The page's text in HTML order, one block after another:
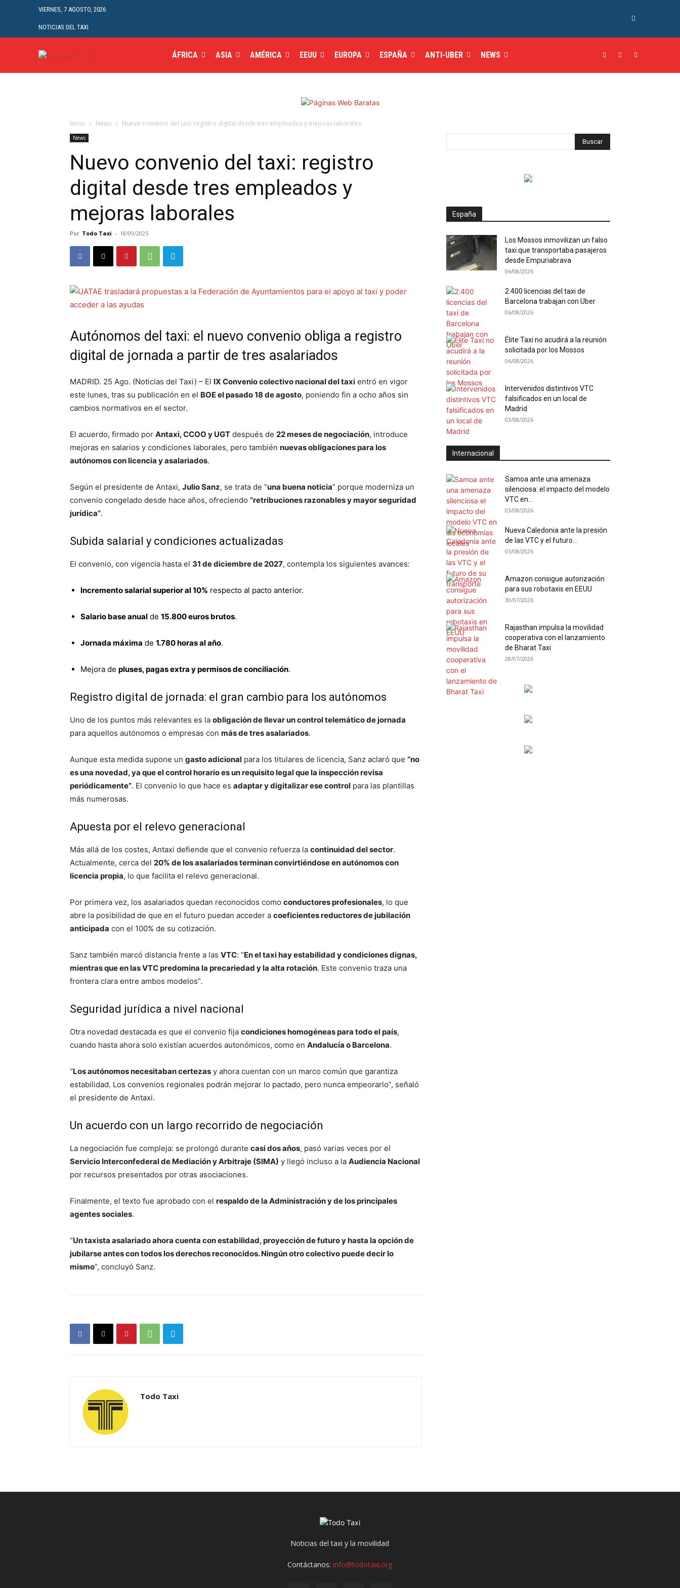
VIERNES, 7 AGOSTO, 2026
NOTICIAS DEL TAXI
ÁFRICA ASIA AMÉRICA EEUU EUROPA ESPAÑA ANTI-UBER NEWS
Inicio News Nuevo convenio del taxi: registro digital desde tres empleados y mejoras laborales
News
Nuevo convenio del taxi: registro
digital desde tres empleados y
mejoras laborales
Por Todo Taxi - 18/09/2025
Autónomos del taxi: el nuevo convenio obliga a registro
digital de jornada a partir de tres asalariados
MADRID. 25 Ago. (Noticias del Taxi) – El IX Convenio colectivo nacional del taxi entró en vigor
este lunes, tras su publicación en el BOE el pasado 18 de agosto, poniendo fin a ocho años sin
cambios normativos en el sector.
El acuerdo, firmado por Antaxi, CCOO y UGT después de 22 meses de negociación, introduce
mejoras en salarios y condiciones laborales, pero también nuevas obligaciones para los
autónomos con licencia y asalariados.
Según el presidente de Antaxi, Julio Sanz, se trata de “una buena noticia” porque moderniza un
convenio congelado desde hace años, ofreciendo “retribuciones razonables y mayor seguridad
jurídica”.
Subida salarial y condiciones actualizadas
El convenio, con vigencia hasta el 31 de diciembre de 2027, contempla los siguientes avances:
Incremento salarial superior al 10% respecto al pacto anterior.
Salario base anual de 15.800 euros brutos.
Jornada máxima de 1.780 horas al año.
Mejora de pluses, pagas extra y permisos de conciliación.
Registro digital de jornada: el gran cambio para los autónomos
Uno de los puntos más relevantes es la obligación de llevar un control telemático de jornada
para aquellos autónomos o empresas con más de tres asalariados.
Aunque esta medida supone un gasto adicional para los titulares de licencia, Sanz aclaró que “no
es una novedad, ya que el control horario es un requisito legal que la inspección revisa
periódicamente”. El convenio lo que hace es adaptar y digitalizar ese control para las plantillas
más numerosas.
Apuesta por el relevo generacional
Más allá de los costes, Antaxi defiende que el convenio refuerza la continuidad del sector.
Actualmente, cerca del 20% de los asalariados terminan convirtiéndose en autónomos con
licencia propia, lo que facilita el relevo generacional.
Por primera vez, los asalariados quedan reconocidos como conductores profesionales, lo que
abre la posibilidad de que en el futuro puedan acceder a coeficientes reductores de jubilación
anticipada con el 100% de su cotización.
Sanz también marcó distancia frente a las VTC: “En el taxi hay estabilidad y condiciones dignas,
mientras que en las VTC predomina la precariedad y la alta rotación. Este convenio traza una
frontera clara entre ambos modelos”.
Seguridad jurídica a nivel nacional
Otra novedad destacada es que el convenio fija condiciones homogéneas para todo el país,
cuando hasta ahora solo existían acuerdos autonómicos, como en Andalucía o Barcelona.
“Los autónomos necesitaban certezas y ahora cuentan con un marco común que garantiza
estabilidad. Los convenios regionales podrán mejorar lo pactado, pero nunca empeorarlo”, señaló
el presidente de Antaxi.
Un acuerdo con un largo recorrido de negociación
La negociación fue compleja: se prolongó durante casi dos años, pasó varias veces por el
Servicio Interconfederal de Mediación y Arbitraje (SIMA) y llegó incluso a la Audiencia Nacional
por recursos presentados por otras asociaciones.
Finalmente, el texto fue aprobado con el respaldo de la Administración y de los principales
agentes sociales.
“Un taxista asalariado ahora cuenta con estabilidad, proyección de futuro y hasta la opción de
jubilarse antes con todos los derechos reconocidos. Ningún otro colectivo puede decir lo
mismo”, concluyó Sanz.
Todo Taxi
España
Los Mossos inmovilizan un falso
taxi que transportaba pasajeros
desde Empuriabrava
06/08/2026
2.400 licencias del taxi de
Barcelona trabajan con Uber
06/08/2026
Élite Taxi no acudirá a la reunión
solicitada por los Mossos
06/08/2026
Intervenidos distintivos VTC
falsificados en un local de
Madrid
03/08/2026
Internacional
Samoa ante una amenaza
silenciosa: el impacto del modelo
VTC en...
03/08/2026
Nueva Caledonia ante la presión
de las VTC y el futuro...
03/08/2026
Amazon consigue autorización
para sus robotaxis en EEUU
30/07/2026
Rajasthan impulsa la movilidad
cooperativa con el lanzamiento
de Bharat Taxi
28/07/2026
Noticias del taxi y la movilidad
Contáctanos:info@todotaxi.org